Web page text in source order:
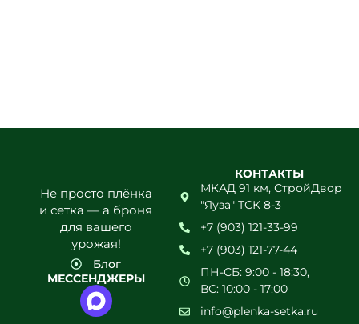
Не просто плёнка
и сетка — а броня
для вашего
урожая!
Блог
МЕССЕНДЖЕРЫ
КОНТАКТЫ
МКАД 91 км, СтройДвор
"Яуза" ТСК 8-3
+7 (903) 121-33-99
+7 (903) 121-77-44
ПН-СБ: 9:00 - 18:30,
ВС: 10:00 - 17:00
info@plenka-setka.ru